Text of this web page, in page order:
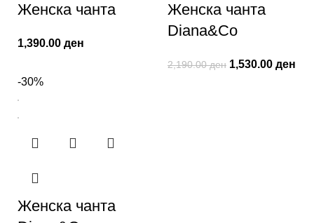
Женска чанта
1,390.00 ден
Женска чанта
Diana&Co
2,190.00ден 1,530.00 ден
-30%
Женска чанта